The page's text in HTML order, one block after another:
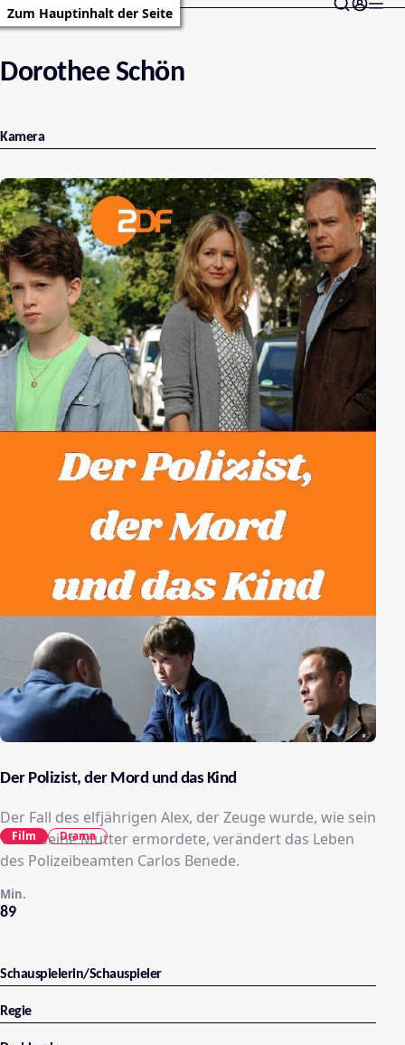
Zum Hauptinhalt der Seite
Dorothee Schön
Kamera
Der Polizist, der Mord und das Kind
Der Fall des elfjährigen Alex, der Zeuge wurde, wie sein
Vater seine Mutter ermordete, verändert das Leben
des Polizeibeamten Carlos Benede.
89
Min.
Film Drama
Schauspielerin/Schauspieler
Regie